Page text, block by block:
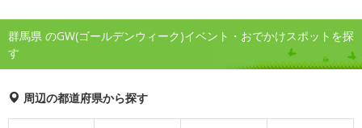
群馬県 のGW(ゴールデンウィーク)イベント・おでかけスポットを探
す
周辺の都道府県から探す